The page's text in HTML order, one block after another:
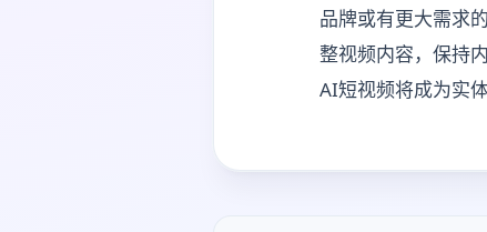
品牌或有更大需求
整视频内容，保持
AI短视频将成为实